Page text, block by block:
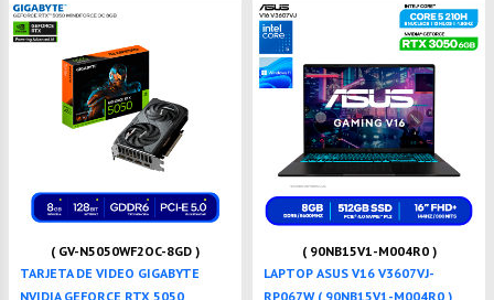
( GV-N5050WF2OC-8GD )
TARJETA DE VIDEO GIGABYTE
NVIDIA GEFORCE RTX 5050
( 90NB15V1-M004R0 )
LAPTOP ASUS V16 V3607VJ-
RP067W ( 90NB15V1-M004R0 )